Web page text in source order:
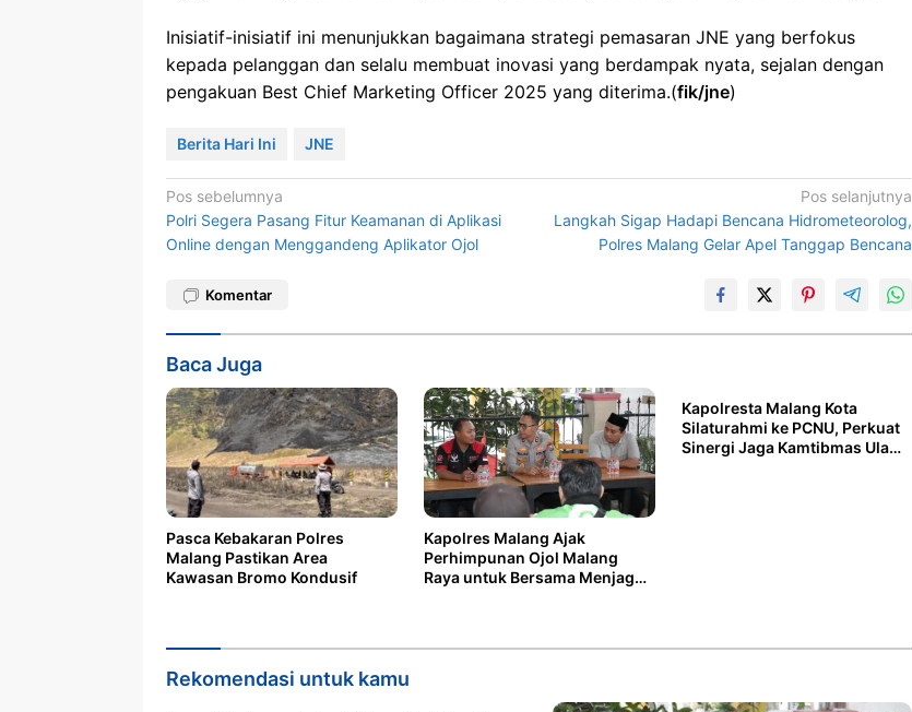
Inisiatif-inisiatif ini menunjukkan bagaimana strategi pemasaran JNE yang berfokus
kepada pelanggan dan selalu membuat inovasi yang berdampak nyata, sejalan dengan
pengakuan Best Chief Marketing Officer 2025 yang diterima.(fik/jne)
Berita Hari Ini JNE
Navigasi
pos
Pos sebelumnya
Polri Segera Pasang Fitur Keamanan di Aplikasi
Online dengan Menggandeng Aplikator Ojol
Pos selanjutnya
Langkah Sigap Hadapi Bencana Hidrometeorolog,
Polres Malang Gelar Apel Tanggap Bencana
Komentar
Baca Juga
Pasca Kebakaran Polres
Malang Pastikan Area
Kawasan Bromo Kondusif
Kapolres Malang Ajak
Perhimpunan Ojol Malang
Raya untuk Bersama Menjaga
Kapolresta Malang Kota
Silaturahmi ke PCNU, Perkuat
Sinergi Jaga Kamtibmas Ulama
Rekomendasi untuk kamu